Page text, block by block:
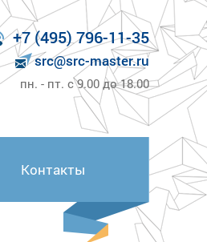
+7 (495) 796-11-35
src@src-master.ru
пн. - пт. с 9.00 до 18.00
Контакты